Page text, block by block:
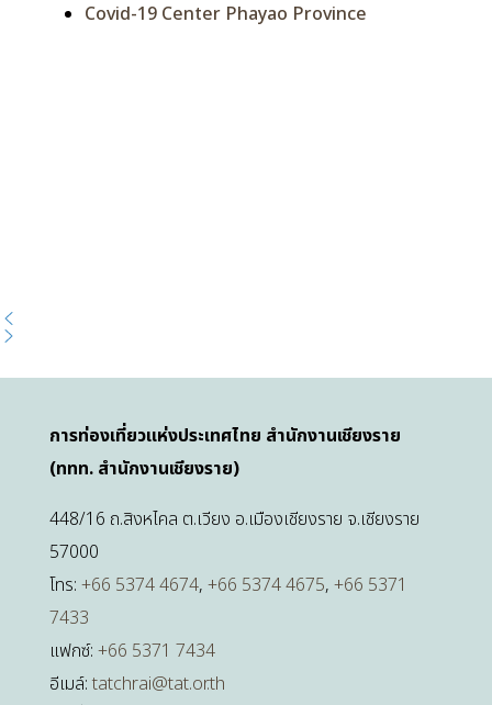
Covid-19 Center Phayao Province
การท่องเที่ยวแห่งประเทศไทย สำนักงานเชียงราย
(ททท. สำนักงานเชียงราย)
448/16 ถ.สิงหไคล ต.เวียง อ.เมืองเชียงราย จ.เชียงราย
57000
โทร: +66 5374 4674, +66 5374 4675, +66 5371
7433
แฟกซ์: +66 5371 7434
อีเมล์: tatchrai@tat.or.th